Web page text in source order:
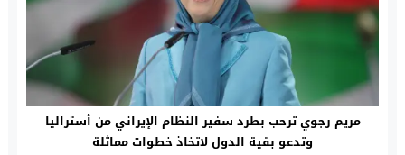
مريم رجوي ترحب بطرد سفير النظام الإيراني من أستراليا
وتدعو بقية الدول لاتخاذ خطوات مماثلة